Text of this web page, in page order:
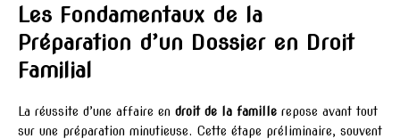
Les Fondamentaux de la
Préparation d’un Dossier en Droit
Familial
La réussite d’une affaire en droit de la famille repose avant tout
sur une préparation minutieuse. Cette étape préliminaire, souvent